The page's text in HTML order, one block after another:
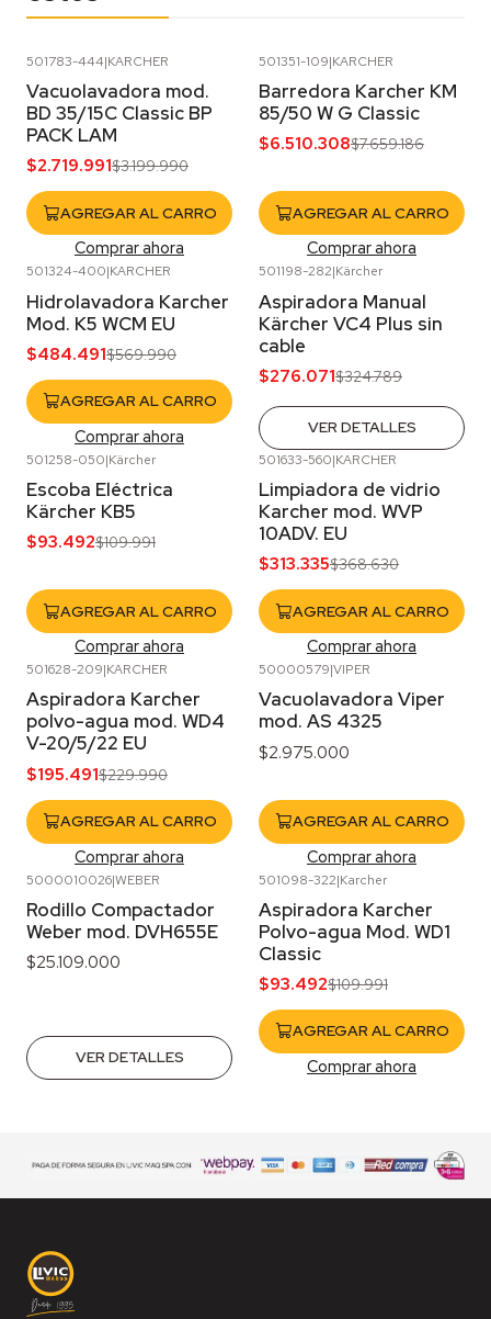
501783-444|KARCHER
Vacuolavadora mod.
BD 35/15C Classic BP
PACK LAM
$2.719.991$3.199.990
AGREGAR AL CARRO
Comprar ahora
501351-109|KARCHER
Barredora Karcher KM
85/50 W G Classic
$6.510.308$7.659.186
AGREGAR AL CARRO
Comprar ahora
501324-400|KARCHER
Hidrolavadora Karcher
Mod. K5 WCM EU
$484.491$569.990
AGREGAR AL CARRO
Comprar ahora
Agotado
501198-282|Kärcher
Aspiradora Manual
Kärcher VC4 Plus sin
cable
$276.071$324.789
VER DETALLES
501258-050|Kärcher
Escoba Eléctrica
Kärcher KB5
$93.492$109.991
AGREGAR AL CARRO
Comprar ahora
501633-560|KARCHER
Limpiadora de vidrio
Karcher mod. WVP
10ADV. EU
$313.335$368.630
AGREGAR AL CARRO
Comprar ahora
501628-209|KARCHER
Aspiradora Karcher
polvo-agua mod. WD4
V-20/5/22 EU
$195.491$229.990
AGREGAR AL CARRO
Comprar ahora
50000579|VIPER
Vacuolavadora Viper
mod. AS 4325
$2.975.000
AGREGAR AL CARRO
Comprar ahora
5000010026|WEBER
Rodillo Compactador
Weber mod. DVH655E
$25.109.000
VER DETALLES
501098-322|Karcher
Aspiradora Karcher
Polvo-agua Mod. WD1
Classic
$93.492$109.991
AGREGAR AL CARRO
Comprar ahora